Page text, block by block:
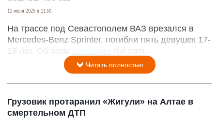
11 июля 2025 в 11:50
На трассе под Севастополем ВАЗ врезался в
Mercedes-Benz Sprinter, погибли пять девушек 17-
19 лет. Об этом
сообщает rtvi.com.
Читать полностью
Грузовик протаранил «Жигули» на Алтае в
смертельном ДТП